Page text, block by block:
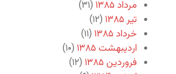
مرداد ۱۳۸۵
(۳۱)
تیر ۱۳۸۵
(۱۲)
خرداد ۱۳۸۵
(۱۱)
اردیبهشت ۱۳۸۵
(۱۰)
فروردین ۱۳۸۵
(۱۲)